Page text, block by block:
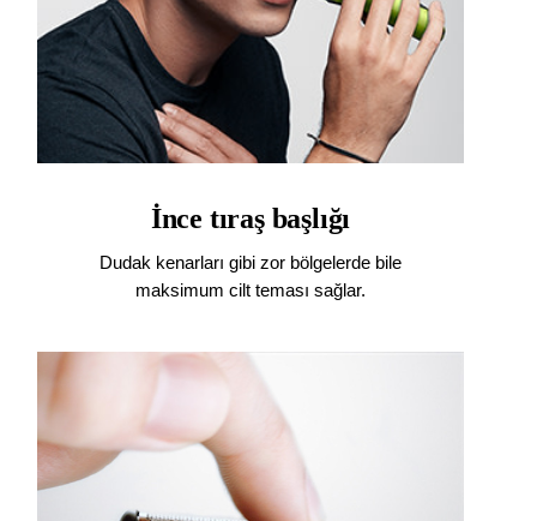
İnce tıraş başlığı
Dudak kenarları gibi zor bölgelerde bile
maksimum cilt teması sağlar.